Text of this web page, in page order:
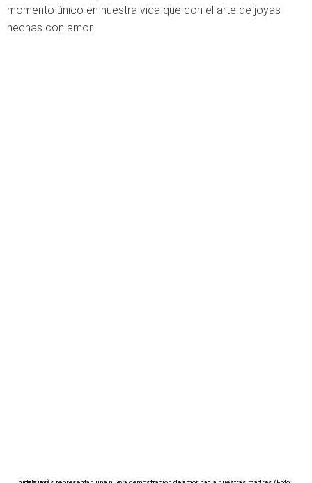
momento único en nuestra vida que con el arte de joyas
hechas con amor.